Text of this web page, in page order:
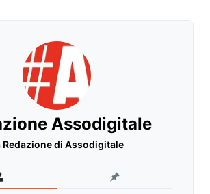
Assodigitale
Redazione di Assodigitale